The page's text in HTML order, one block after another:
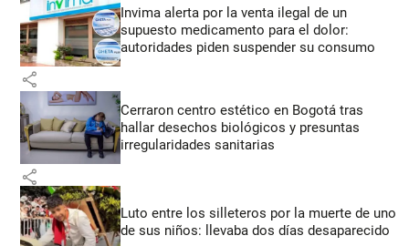
Invima alerta por la venta ilegal de un
supuesto medicamento para el dolor:
autoridades piden suspender su consumo
share
Cerraron centro estético en Bogotá tras
hallar desechos biológicos y presuntas
irregularidades sanitarias
share
Luto entre los silleteros por la muerte de uno
de sus niños: llevaba dos días desaparecido